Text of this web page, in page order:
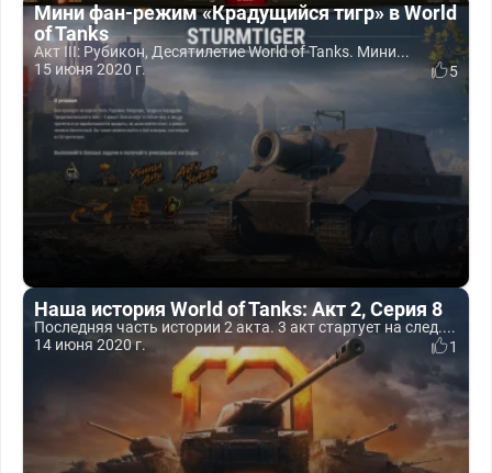
Мини фан-режим «Крадущийся тигр» в World
of Tanks
Акт III: Рубикон, Десятилетие World of Tanks. Мини...
15 июня 2020 г.
5
Наша история World of Tanks: Акт 2, Серия 8
Последняя часть истории 2 акта. 3 акт стартует на след....
14 июня 2020 г.
1